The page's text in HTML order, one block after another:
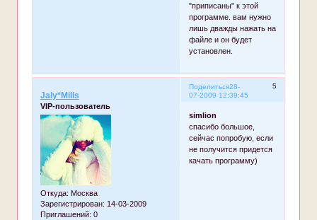
"приписаны" к этой
программе. вам нужно
лишь дважды нажать на
файле и он будет
установлен.
Поделиться 5
28-
07-2009 12:39:45
Jaly*Mills
VIP-пользователь
Откуда: Москва
Зарегистрирован: 14-03-2009
Приглашений: 0
simlion
спасибо большое,
сейчас попробую, если
не получится придется
качать программу)